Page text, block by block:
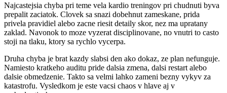
Najcastejsia chyba pri teme vela kardio treningov pri chudnuti byva
prepalit zaciatok. Clovek sa snazi dobehnut zameskane, prida
privela pravidiel alebo zacne riesit detaily skor, nez ma upratany
zaklad. Navonok to moze vyzerat disciplinovane, no vnutri to casto
stoji na tlaku, ktory sa rychlo vycerpa.
Druha chyba je brat kazdy slabsi den ako dokaz, ze plan nefunguje.
Namiesto kratkeho auditu pride dalsia zmena, dalsi restart alebo
dalsie obmedzenie. Takto sa velmi lahko zameni bezny vykyv za
katastrofu. Vysledkom je este vacsi chaos v hlave aj v